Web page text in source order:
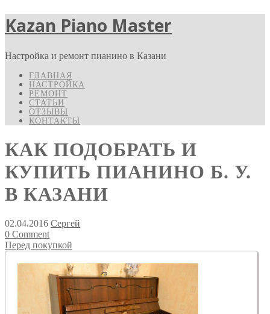
Kazan Piano Master
Настройка и ремонт пианино в Казани
ГЛАВНАЯ
НАСТРОЙКА
РЕМОНТ
СТАТЬИ
ОТЗЫВЫ
КОНТАКТЫ
КАК ПОДОБРАТЬ И
КУПИТЬ ПИАНИНО Б. У.
В КАЗАНИ
02.04.2016 Сергей
0 Comment
Перед покупкой